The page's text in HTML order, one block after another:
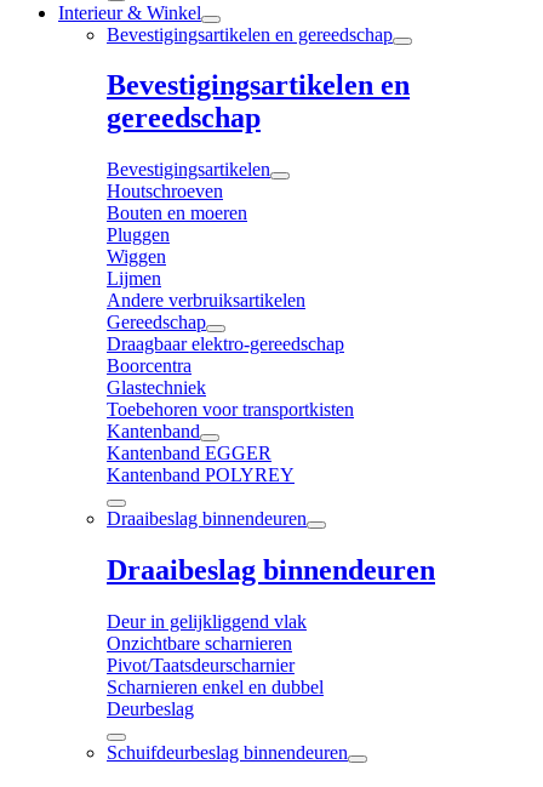
Interieur & Winkel
Bevestigingsartikelen en gereedschap
Bevestigingsartikelen en
gereedschap
Bevestigingsartikelen
Houtschroeven
Bouten en moeren
Pluggen
Wiggen
Lijmen
Andere verbruiksartikelen
Gereedschap
Draagbaar elektro-gereedschap
Boorcentra
Glastechniek
Toebehoren voor transportkisten
Kantenband
Kantenband EGGER
Kantenband POLYREY
Draaibeslag binnendeuren
Draaibeslag binnendeuren
Deur in gelijkliggend vlak
Onzichtbare scharnieren
Pivot/Taatsdeurscharnier
Scharnieren enkel en dubbel
Deurbeslag
Schuifdeurbeslag binnendeuren